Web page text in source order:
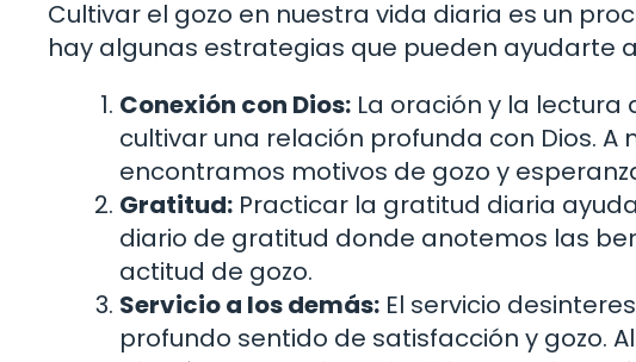
Cultivar el gozo en nuestra vida diaria es un
hay algunas estrategias que pueden ayudarte
Conexión con Dios: La oración y la
cultivar una relación profunda con Dios.
encontramos motivos de gozo y
Gratitud: Practicar la gratitud diaria
diario de gratitud donde anotemos las
actitud de gozo.
Servicio a los demás: El servicio
profundo sentido de satisfacción y gozo.